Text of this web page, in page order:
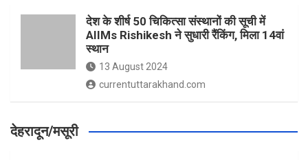
देश के शीर्ष 50 चिकित्सा संस्थानों की सूची में
AIIMs Rishikesh ने सुधारी रैंकिंग, मिला 14वां
स्थान
13 August 2024
currentuttarakhand.com
देहरादून/मसूरी